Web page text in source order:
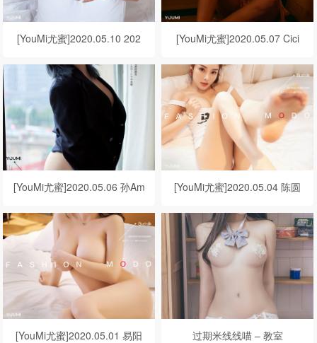
[YouMi尤蜜]2020.05.10 202
[YouMi尤蜜]2020.05.07 Cici
[YouMi尤蜜]2020.05.06 孙Am
[YouMi尤蜜]2020.05.04 陈圆
[YouMi尤蜜]2020.05.01 易阳
过期米线线喵 – 教室